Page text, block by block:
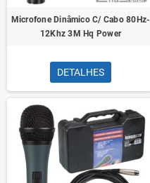
Microfone Dinâmico C/ Cabo 80Hz-
12Khz 3M Hq Power
DETALHES